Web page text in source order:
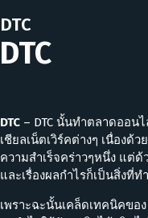
DTC
DTC
DTC – DTC นั้นทำตลาดออน
เชียลเน็ตเวิร์คต่างๆ เนื่องด้
ความสำเร็จคร่าวๆหนึ่ง แต่
และเรื่องผลกำไรก็เป็นสิ่งที่
เพราะฉะนั้นเคล็ดเทคนิคของ